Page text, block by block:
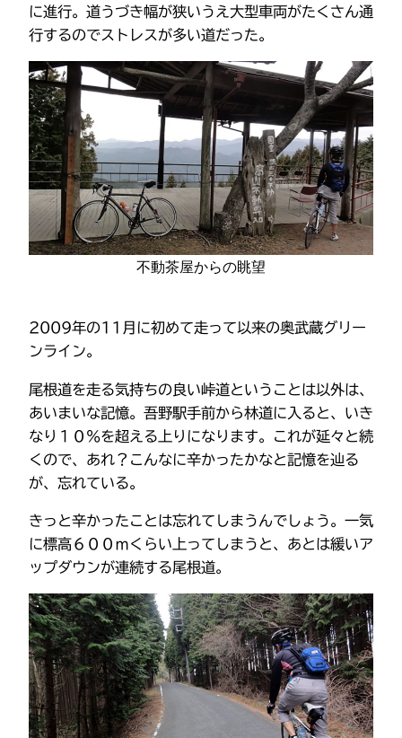
に進行。道うづき幅が狭いうえ大型車両がたくさん通
行するのでストレスが多い道だった。
不動茶屋からの眺望
2009年の11月に初めて走って以来の奥武蔵グリー
ンライン。
尾根道を走る気持ちの良い峠道ということは以外は、
あいまいな記憶。吾野駅手前から林道に入ると、いき
なり１０％を超える上りになります。これが延々と続
くので、あれ？こんなに辛かったかなと記憶を辿る
が、忘れている。
きっと辛かったことは忘れてしまうんでしょう。一気
に標高６００ｍくらい上ってしまうと、あとは緩いア
ップダウンが連続する尾根道。